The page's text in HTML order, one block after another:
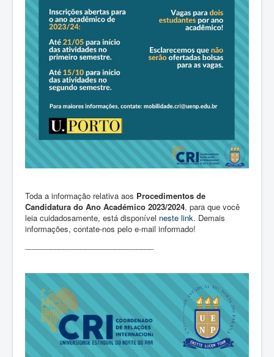
Toda a informação relativa aos Procedimentos de
Candidatura do Ano Académico 2023/2024, para que você
leia cuidadosamente, está disponível neste link. Demais
informações, contate-nos pelo e-mail informado!